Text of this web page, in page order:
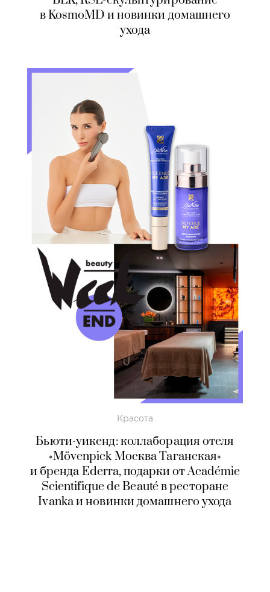
в KosmoMD и новинки домашнего
ухода
Красота
Бьюти-уикенд: коллаборация отеля
«Mövenpick Москва Таганская»
и бренда Ederra, подарки от Académie
Scientifique de Beauté в ресторане
Ivanka и новинки домашнего ухода